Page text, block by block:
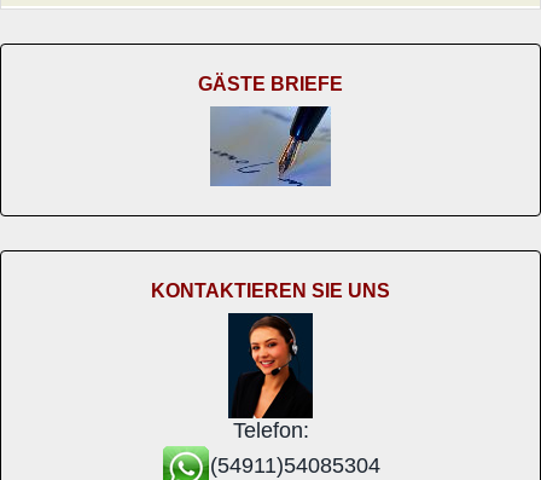
GÄSTE BRIEFE
KONTAKTIEREN SIE UNS
Telefon:
(54911)54085304